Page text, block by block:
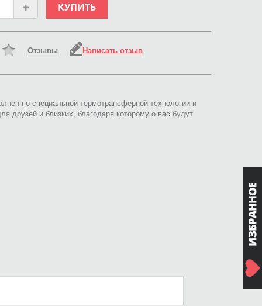
КУПИТЬ
Отзывы Написать отзыв
по специальной термотрансферной технологии и
друзей и близких, благодаря которому о вас будут